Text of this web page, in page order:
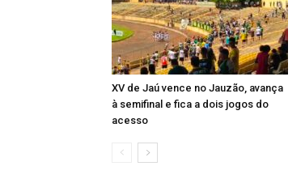
XV de Jaú vence no Jauzão, avança
à semifinal e fica a dois jogos do
acesso